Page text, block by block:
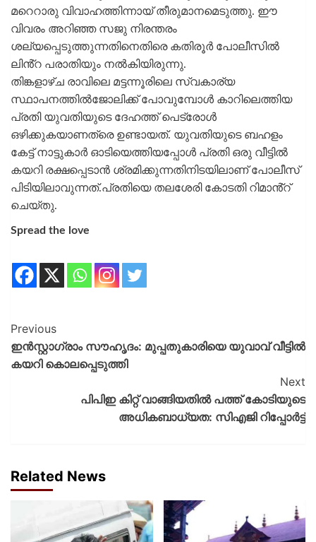
മറെറാരു വിവാഹത്തിന്നായ് തീരുമാനമെടുത്തു. ഈ
വിവരം അറിഞ്ഞ സജു നിരന്തരം
ശല്യപ്പെടുത്തുന്നതിനെതിരെ കതിരൂർ പോലീസിൽ
ലിൻ്റ പരാതിയും നൽകിയിരുന്നു.
തിങ്കളാഴ്ച രാവിലെ മട്ടന്നൂരിലെ സ്വകാര്യ
സ്ഥാപനത്തിൽജോലിക്ക് പോവുമ്പോൾ കാറിലെത്തിയ
പ്രതി യുവതിയുടെ ദേഹത്ത് പെട്രോൾ
ഒഴിക്കുകയാണത്രെ ഉണ്ടായത്. യുവതിയുടെ ബഹളം
കേട്ട് നാട്ടുകാർ ഓടിയെത്തിയപ്പോൾ പ്രതി ഒരു വീട്ടിൽ
കയറി രക്ഷപ്പെടാൻ ശ്രമിക്കുന്നതിനിടയിലാണ് പോലീസ്
പിടിയിലാവുന്നത്.പ്രതിയെ തലശേരി കോടതി റിമാൻ്റ്
ചെയ്തു.
Spread the love
Previous
ഇൻസ്റ്റാഗ്രാം സൗഹൃദം: മുപ്പതുകാരിയെ യുവാവ് വീട്ടിൽ
കയറി കൊലപ്പെടുത്തി
Next
പിപിഇ കിറ്റ് വാങ്ങിയതിൽ പത്ത് കോടിയുടെ
അധികബാധ്യത: സിഎജി റിപ്പോർട്ട്
Related News